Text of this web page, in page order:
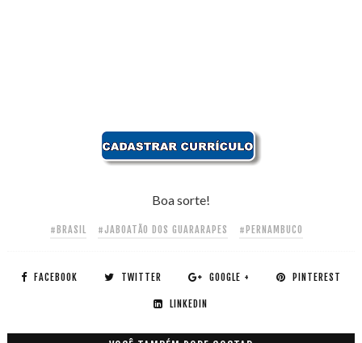
Boa sorte!
#BRASIL #JABOATÃO DOS GUARARAPES #PERNAMBUCO
FACEBOOK TWITTER GOOGLE + PINTEREST
LINKEDIN